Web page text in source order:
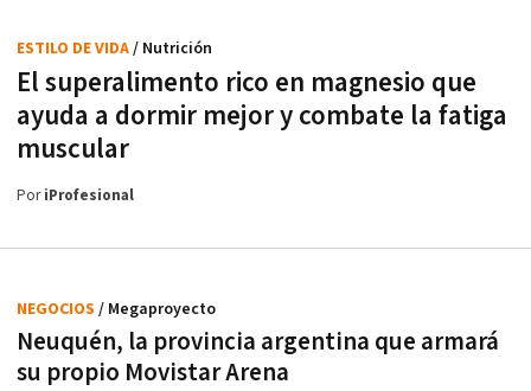
El superalimento rico en magnesio que
ayuda a dormir mejor y combate la fatiga
muscular
ESTILO DE VIDA/ Nutrición
PoriProfesional
Neuquén, la provincia argentina que armará
su propio Movistar Arena
NEGOCIOS / Megaproyecto